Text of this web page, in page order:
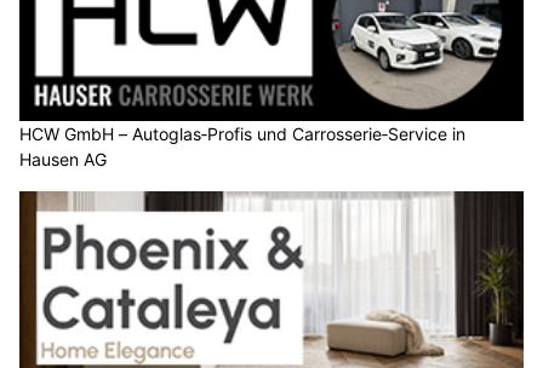
HCW GmbH – Autoglas‑Profis und Carrosserie‑Service in
Hausen AG